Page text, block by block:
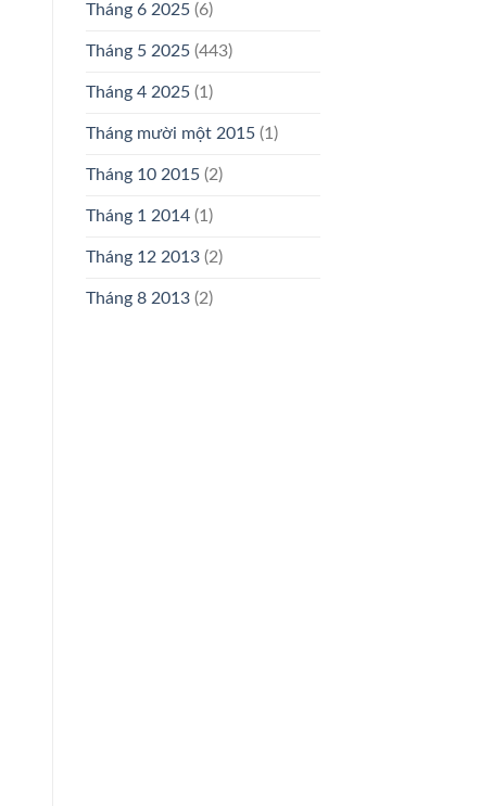
Tháng 6 2025(6)
Tháng 5 2025(443)
Tháng 4 2025(1)
Tháng mười một 2015(1)
Tháng 10 2015(2)
Tháng 1 2014(1)
Tháng 12 2013(2)
Tháng 8 2013(2)